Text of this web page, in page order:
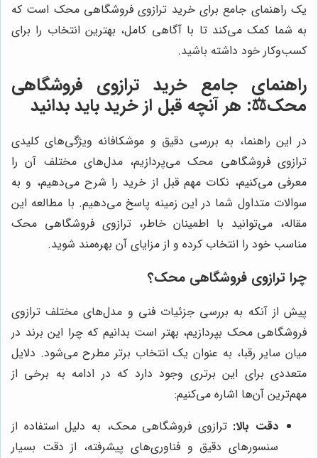
یک راهنمای جامع برای خرید ترازوی فروشگاهی محک است که
به شما کمک می‌کند تا با آگاهی کامل، بهترین انتخاب را برای
کسب‌وکار خود داشته باشید.
راهنمای جامع خرید ترازوی فروشگاهی
محک⚖️: هر آنچه قبل از خرید باید بدانید
در این راهنما، به بررسی دقیق و موشکافانه ویژگی‌های کلیدی
ترازوی فروشگاهی محک می‌پردازیم، مدل‌های مختلف آن را
معرفی می‌کنیم، نکات مهم قبل از خرید را شرح می‌دهیم، و به
سوالات متداول شما در این زمینه پاسخ می‌دهیم. با مطالعه این
مقاله، می‌توانید با اطمینان خاطر، ترازوی فروشگاهی محک
مناسب خود را انتخاب کرده و از مزایای آن بهره‌مند شوید.
چرا ترازوی فروشگاهی محک؟
پیش از آنکه به بررسی جزئیات فنی و مدل‌های مختلف ترازوی
فروشگاهی محک بپردازیم، بهتر است بدانیم که چرا این برند در
میان سایر رقبا، به عنوان یک انتخاب برتر مطرح می‌شود. دلایل
متعددی برای این برتری وجود دارد که در ادامه به برخی از
مهم‌ترین آن‌ها اشاره می‌کنیم:
دقت بالا: ترازوی فروشگاهی محک، به دلیل استفاده از
سنسورهای دقیق و فناوری‌های پیشرفته، از دقت بسیار